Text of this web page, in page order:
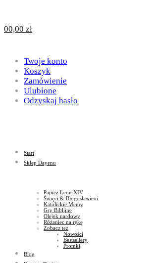
for
God
DAYENU
Design
God
00,00 zł
Twoje konto
Koszyk
Zamówienie
Ulubione
Odzyskaj hasło
Start
Sklep Dayenu
Papież Leon XIV
Święci & Błogosławieni
Katolickie Memy
Gry Biblijne
Olejek nardowy
Różaniec na rękę
Zobacz też
Nowości
Bestsellery
Promki
Blog